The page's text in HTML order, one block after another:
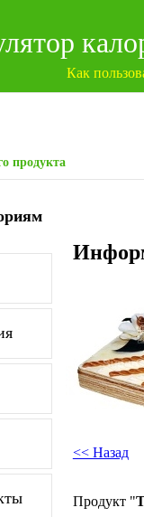
Как
продукта
<< Назад
Продукт "